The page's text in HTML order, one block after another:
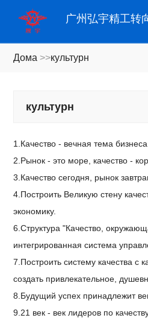
广州弘宇精工转
Дома >>культурн
культурн
1.Качество - вечная тема бизнеса.
2.Рынок - это море, качество -
3.Качество сегодня, рынок
4.Построить Великую стену
экономику.
6.Структура "Качество,
интегрированная система
7.Построить систему качества с
создать привлекательное,
8.Будущий успех принадлежит
9.21 век - век лидеров по